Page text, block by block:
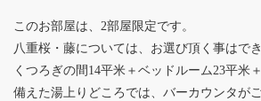
このお部屋は、2部屋限定です。
八重桜・藤については、お選び頂く事はでき
くつろぎの間14平米＋ベッドルーム23平米
備えた湯上りどころでは、バーカウンタがご